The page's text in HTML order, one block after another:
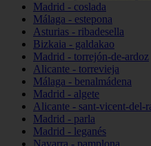
Madrid - coslada
Málaga - estepona
Asturias - ribadesella
Bizkaia - galdakao
Madrid - torrejón-de-ardoz
Alicante - torrevieja
Málaga - benalmádena
Madrid - algete
Alicante - sant-vicent-del-
Madrid - parla
Madrid - leganés
Navarra - pamplona